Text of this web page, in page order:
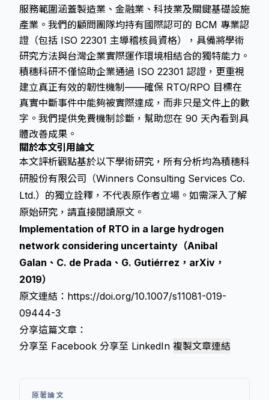
服務範圍涵蓋製造業、金融業、科技業及關鍵基礎設施
產業。我們的顧問團隊均持有國際認可的 BCM 專業認
證（包括 ISO 22301 主導稽核員資格），具備將學術
研究方法與台灣企業實際運作環境相結合的獨特能力。
積穗科研不僅協助企業通過 ISO 22301 認證，更重視
建立真正有效的韌性機制——確保 RTO/RPO 目標在
真實中斷事件中能夠被實際達成，而非只是文件上的數
字。我們提供免費機制診斷，幫助您在 90 天內看到具
體改善成果。
關於本文引用論文
本文評析觀點基於以下學術研究，所有分析均為積穗科
研股份有限公司（Winners Consulting Services Co.
Ltd.）的獨立詮釋，不代表原作者立場。如需深入了解
原始研究，請直接閱讀原文。
Implementation of RTO in a large hydrogen
network considering uncertainty（Anibal
Galan、C. de Prada、G. Gutiérrez，arXiv，
2019）
原文連結： https://doi.org/10.1007/s11081-019-
09444-3
分享這篇文章：
分享至 Facebook 分享至 LinkedIn 複製文章連結
原著論文